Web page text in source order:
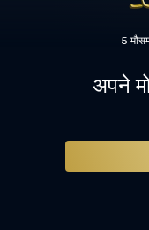
5
अपने